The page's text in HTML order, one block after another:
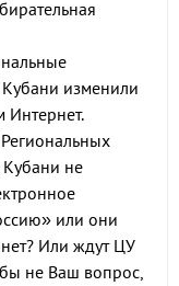
изменили
Интернет.
Кубани не
или они
Или ждут ЦУ
не Ваш вопрос,